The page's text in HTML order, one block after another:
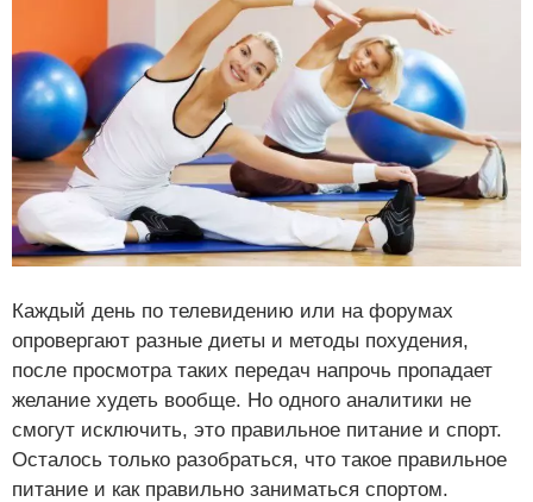
Каждый день по телевидению или на форумах
опровергают разные диеты и методы похудения,
после просмотра таких передач напрочь пропадает
желание худеть вообще. Но одного аналитики не
смогут исключить, это правильное питание и спорт.
Осталось только разобраться, что такое правильное
питание и как правильно заниматься спортом.